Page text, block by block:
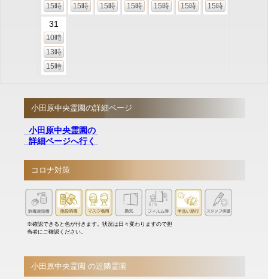
15時
15時
15時
15時
15時
15時
15時
31
10時
13時
15時
小田原中央霊園の詳細ページ
小田原中央霊園の
詳細ページへ行く
コロナ対策
※確認できると色が付きます。状況は日々変わりますので担
当者にご確認ください。
小田原中央霊園 の近隣霊園